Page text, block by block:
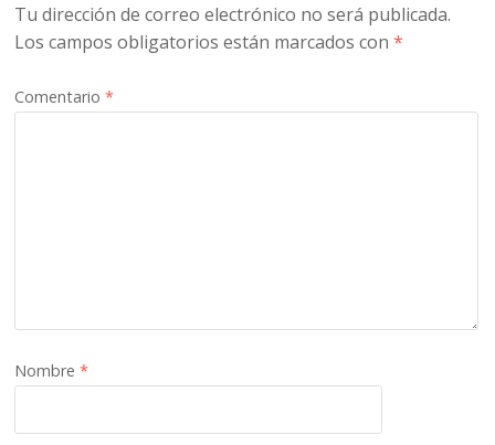
Tu dirección de correo electrónico no será publicada.
Los campos obligatorios están marcados con*
Comentario*
Nombre*